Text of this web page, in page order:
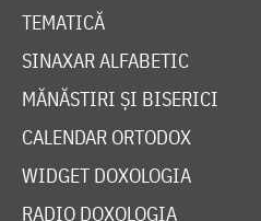
TEMATICĂ
SINAXAR ALFABETIC
MĂNĂSTIRI ȘI BISERICI
CALENDAR ORTODOX
WIDGET DOXOLOGIA
RADIO DOXOLOGIA